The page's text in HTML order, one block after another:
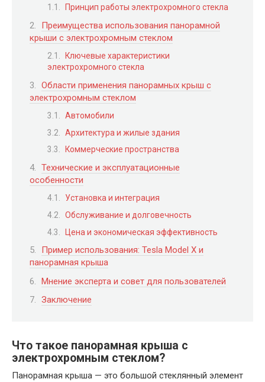
Принцип работы электрохромного стекла
Преимущества использования панорамной
крыши с электрохромным стеклом
Ключевые характеристики
электрохромного стекла
Области применения панорамных крыш с
электрохромным стеклом
Автомобили
Архитектура и жилые здания
Коммерческие пространства
Технические и эксплуатационные
особенности
Установка и интеграция
Обслуживание и долговечность
Цена и экономическая эффективность
Пример использования: Tesla Model X и
панорамная крыша
Мнение эксперта и совет для пользователей
Заключение
Что такое панорамная крыша с
электрохромным стеклом?
Панорамная крыша — это большой стеклянный элемент